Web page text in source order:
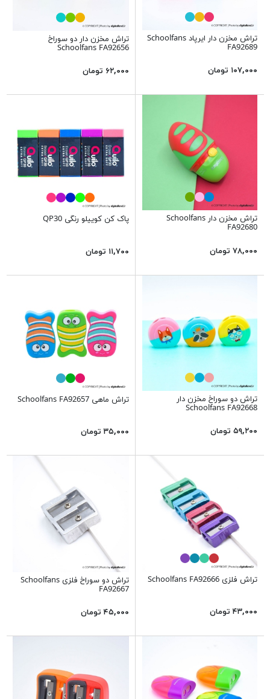
تراش مخزن دار ایرپاد Schoolfans
FA92689
۱۰۷,۰۰۰ تومان
تراش مخزن دار دو سوراخ
Schoolfans FA92656
۶۲,۰۰۰ تومان
تراش مخزن دار Schoolfans
FA92680
۷۸,۰۰۰ تومان
پاک کن کوییلو رنگی QP30
۱۱,۷۰۰ تومان
تراش دو سوراخ مخزن دار
Schoolfans FA92668
۵۹,۲۰۰ تومان
تراش ماهی Schoolfans FA92657
۳۵,۰۰۰ تومان
تراش فلزی Schoolfans FA92666
۴۳,۰۰۰ تومان
تراش دو سوراخ فلزی Schoolfans
FA92667
۴۵,۰۰۰ تومان